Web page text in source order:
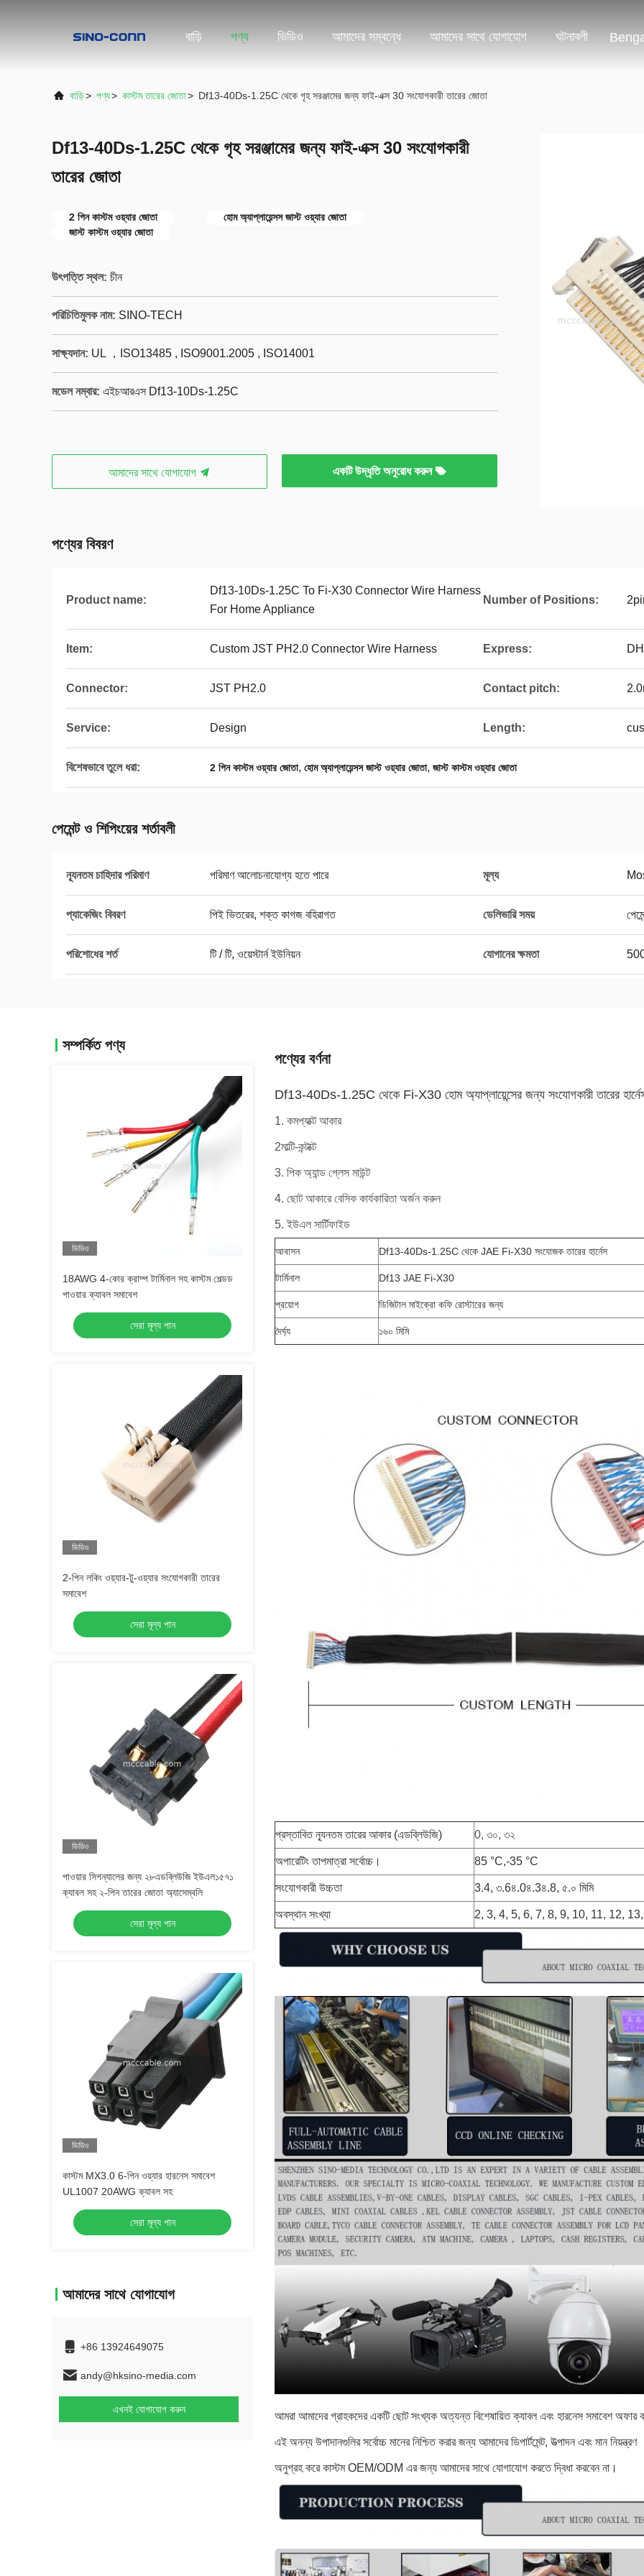
বাড়ি পণ্য ভিডিও আমাদের সম্বন্ধে আমাদের সাথে যোগাযোগ ঘটনাবলী
বাড়ি> পণ্য> কাস্টম তারের জোতা> Df13-40Ds-1.25C থেকে গৃহ সরঞ্জামের জন্য ফাই-এক্স 30 সংযোগকারী তারের জোতা
Df13-40Ds-1.25C থেকে গৃহ সরঞ্জামের জন্য ফাই-এক্স 30 সংযোগকারী
তারের জোতা
2 পিন কাস্টম ওয়্যার জোতা
হোম অ্যাপ্লায়েন্সস জাস্ট ওয়্যার জোতা
জাস্ট কাস্টম ওয়্যার জোতা
উৎপত্তি স্থল: চীন
পরিচিতিমুলক নাম: SINO-TECH
সাক্ষ্যদান: UL ，ISO13485 , ISO9001.2005 , ISO14001
মডেল নম্বার: এইচআরএস Df13-10Ds-1.25C
আমাদের সাথে যোগাযোগ একটি উদ্ধৃতি অনুরোধ করুন
পণ্যের বিবরণ
Product name:
Df13-10Ds-1.25C To Fi-X30 Connector Wire Harness
For Home Appliance
Number of Positions:
Item: Custom JST PH2.0 Connector Wire Harness Express:
Connector: JST PH2.0 Contact pitch:
Service: Design Length:
বিশেষভাবে তুলে ধরা: 2 পিন কাস্টম ওয়্যার জোতা, হোম অ্যাপ্লায়েন্সস জাস্ট ওয়্যার জোতা, জাস্ট কাস্টম ওয়্যার জোতা
পেমেন্ট ও শিপিংয়ের শর্তাবলী
ন্যূনতম চাহিদার পরিমাণ পরিমাণ আলোচনাযোগ্য হতে পারে মূল্য
প্যাকেজিং বিবরণ পিই ভিতরের, শক্ত কাগজ বহিরাগত ডেলিভারি সময়
পরিশোধের শর্ত টি / টি, ওয়েস্টার্ন ইউনিয়ন যোগানের ক্ষমতা
সম্পর্কিত পণ্য
ভিডিও
18AWG 4-কোর ক্রাম্প টার্মিনাল সহ কাস্টম শেল্ডড
পাওয়ার ক্যাবল সমাবেশ
সেরা মূল্য পান
ভিডিও
2-পিন লকিং ওয়্যার-টু-ওয়্যার সংযোগকারী তারের
সমাবেশ
সেরা মূল্য পান
ভিডিও
পাওয়ার সিগন্যালের জন্য ২৮এডব্লিউজি ইউএল১৫৭১
ক্যাবল সহ ২-পিন তারের জোতা অ্যাসেম্বলি
সেরা মূল্য পান
ভিডিও
কাস্টম MX3.0 6-পিন ওয়্যার হারনেস সমাবেশ
UL1007 20AWG ক্যাবল সহ
সেরা মূল্য পান
আমাদের সাথে যোগাযোগ
+86 13924649075
andy@hksino-media.com
এখনই যোগাযোগ করুন
পণ্যের বর্ণনা
Df13-40Ds-1.25C থেকে Fi-X30 হোম অ্যাপ্লায়েন্সের জন্য সংযোগকারী তারের
1. কমপ্যাক্ট আকার
2মাল্টি-কন্টাক্ট
3. পিক অ্যান্ড প্লেস মাউন্ট
4. ছোট আকারে বেসিক কার্যকারিতা অর্জন করুন
5. ইউএল সার্টিফাইড
আবাসন Df13-40Ds-1.25C থেকে JAE Fi-X30 সংযোজক তারের হার্নেস
টার্মিনাল Df13 JAE Fi-X30
প্রয়োগ ডিজিটাল মাইক্রো কফি রোস্টারের জন্য
দৈর্ঘ্য ১৬০ মিমি
প্রস্তাবিত ন্যূনতম তারের আকার (এডব্লিউজি) 0, ৩০, ৩২
অপারেটিং তাপমাত্রা সর্বোচ্চ। 85 °C,-35 °C
সংযোগকারী উচ্চতা 3.4, ৩.6৪.0৪.3৪.8, ৫.০ মিমি
অবস্থান সংখ্যা 2, 3, 4, 5, 6, 7, 8, 9, 10, 11, 12,
আমরা আমাদের গ্রাহকদের একটি ছোট সংখ্যক অত্যন্ত বিশেষায়িত ক্যাবল এবং হারনেস সমাবেশ অফার
এই অনন্য উপাদানগুলির সর্বোচ্চ মানের নিশ্চিত করার জন্য আমাদের ডিপার্টমেন্ট, উত্পাদন এবং মান নিয়ন্ত্রণ
অনুগ্রহ করে কাস্টম OEM/ODM এর জন্য আমাদের সাথে যোগাযোগ করতে দ্বিধা করবেন না।